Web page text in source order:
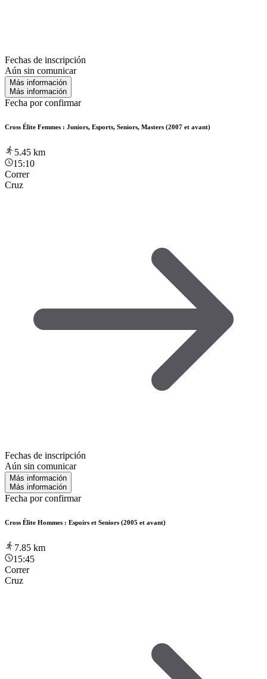
Fechas de inscripción
Aún sin comunicar
Más información
Más información
Fecha por confirmar
Cross Élite Femmes : Juniors, Esports, Seniors, Masters (2007 et avant)
5.45 km
15:10
Correr
Cruz
Fechas de inscripción
Aún sin comunicar
Más información
Más información
Fecha por confirmar
Cross Élite Hommes : Espoirs et Seniors (2005 et avant)
7.85 km
15:45
Correr
Cruz